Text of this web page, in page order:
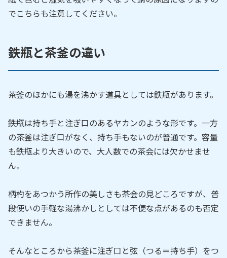
でこちらも注意してください。
鉄瓶と茶釜の違い
茶釜のほかにも湯を沸かす道具としては鉄瓶があります。
鉄瓶は持ち手と注ぎ口のあるヤカンのような形です。一方
の茶釜は注ぎ口がなく、持ち手もないのが普通です。容量
も鉄瓶より大きいので、大人数での茶会には欠かせませ
ん。
柄杓をあつかう所作の美しさも茶会の見どころですが、普
段使いの手軽な湯沸かしとしては不便な点があるのも否定
できません。
そんなところから茶釜に注ぎ口と弦（つる＝持ち手）をつ